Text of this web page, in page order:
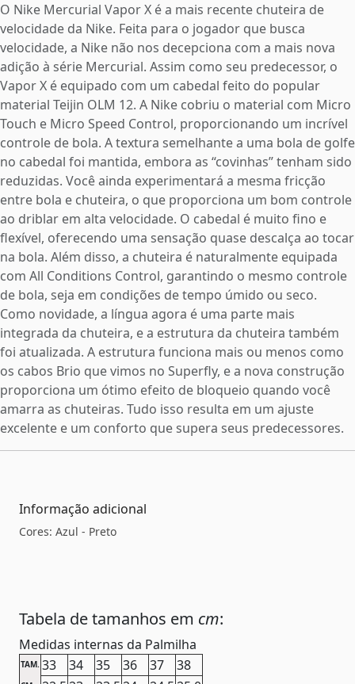
O Nike Mercurial Vapor X é a mais recente chuteira de
velocidade da Nike. Feita para o jogador que busca
velocidade, a Nike não nos decepciona com a mais nova
adição à série Mercurial. Assim como seu predecessor, o
Vapor X é equipado com um cabedal feito do popular
material Teijin OLM 12. A Nike cobriu o material com Micro
Touch e Micro Speed Control, proporcionando um incrível
controle de bola. A textura semelhante a uma bola de golfe
no cabedal foi mantida, embora as “covinhas” tenham sido
reduzidas. Você ainda experimentará a mesma fricção
entre bola e chuteira, o que proporciona um bom controle
ao driblar em alta velocidade. O cabedal é muito fino e
flexível, oferecendo uma sensação quase descalça ao tocar
na bola. Além disso, a chuteira é naturalmente equipada
com All Conditions Control, garantindo o mesmo controle
de bola, seja em condições de tempo úmido ou seco.
Como novidade, a língua agora é uma parte mais
integrada da chuteira, e a estrutura da chuteira também
foi atualizada. A estrutura funciona mais ou menos como
os cabos Brio que vimos no Superfly, e a nova construção
proporciona um ótimo efeito de bloqueio quando você
amarra as chuteiras. Tudo isso resulta em um ajuste
excelente e um conforto que supera seus predecessores.
Informação adicional
Cores: Azul - Preto
Tabela de tamanhos em cm:
Medidas internas da Palmilha
TAM. 33 34 35 36 37 38